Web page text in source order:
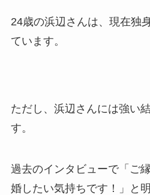
24歳の浜辺さんは、現在独
ています。
ただし、浜辺さんには強い
す。
過去のインタビューで「ご
婚したい気持ちです！」と